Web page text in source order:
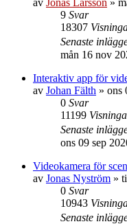
av Jonas Larsson »
9 Svar
18307
Senaste
mån 16 nov
Interaktiv app för
av Johan Fälth » ons
0 Svar
11199
Senaste
ons 09 sep
Videokamera för scen
av Jonas Nyström »
0 Svar
10943
Senaste